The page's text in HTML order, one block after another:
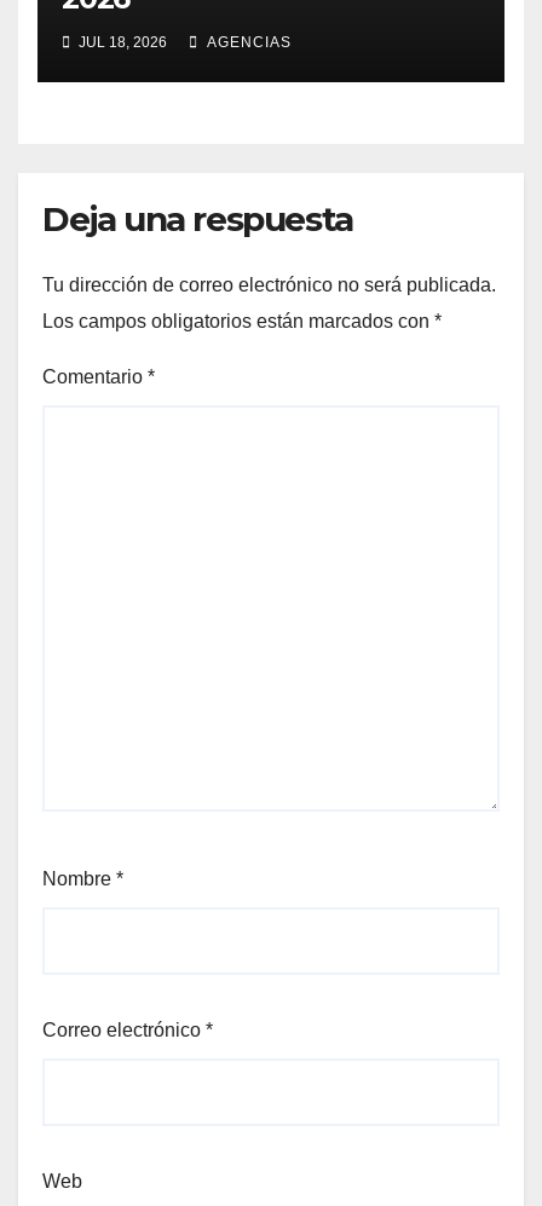
JUL 18, 2026 AGENCIAS
Deja una respuesta
Tu dirección de correo electrónico no será publicada.
Los campos obligatorios están marcados con *
Comentario *
Nombre *
Correo electrónico *
Web